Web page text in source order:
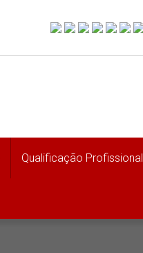
Qualificação Profissional